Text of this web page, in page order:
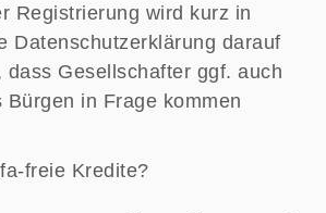
Registrierung wird kurz in
Datenschutzerklärung darauf
dass Gesellschafter ggf. auch
Bürgen in Frage kommen
freie Kredite?